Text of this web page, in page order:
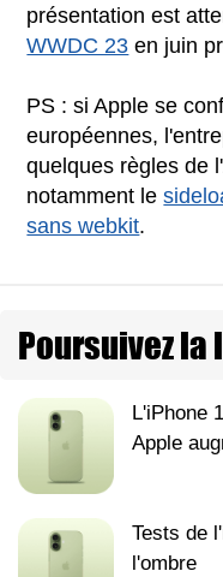
présentation est
WWDC 23 en juin
PS : si Apple se
européennes,
quelques règles de
notamment le
sans webkit.
Poursuivez la
L'iPhone
Apple
Tests de
l'ombre